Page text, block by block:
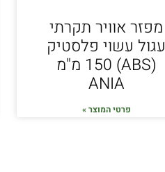
מפזר אוויר תקרתי
עגול עשוי פלסטיק
(ABS) 150 מ"מ
ANIA
פרטי המוצר »